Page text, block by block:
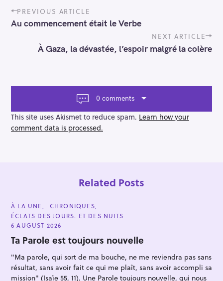
P
o
s
g
t
i
o
PREVIOUS ARTICLE
Au commencement était le Verbe
NEXT ARTICLE
À Gaza, la dévastée, l’espoir malgré la colère
0 comments
This site uses Akismet to reduce spam. Learn how your
comment data is processed.
Related Posts
C
A
T
E
O
R
E
À LA UNE
CHRONIQUES
ÉCLATS DES JOURS. ET DES NUITS
6 AUGUST 2026
Ta Parole est toujours nouvelle
"Ma parole, qui sort de ma bouche, ne me reviendra pas sans
résultat, sans avoir fait ce qui me plaît, sans avoir accompli sa
mission" (Isaïe 55, 11). Une Parole toujours nouvelle, qui nous